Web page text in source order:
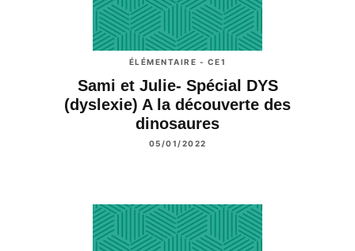
ÉLÉMENTAIRE - CE1
Sami et Julie- Spécial DYS
(dyslexie) A la découverte des
dinosaures
05/01/2022